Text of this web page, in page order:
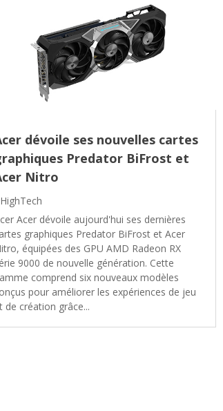
dévoile ses nouvelles cartes
Predator BiFrost et
Nitro
Acer dévoile aujourd'hui ses dernières
graphiques Predator BiFrost et Acer
équipées des GPU AMD Radeon RX
9000 de nouvelle génération. Cette
comprend six nouveaux modèles
pour améliorer les expériences de jeu
de création grâce...